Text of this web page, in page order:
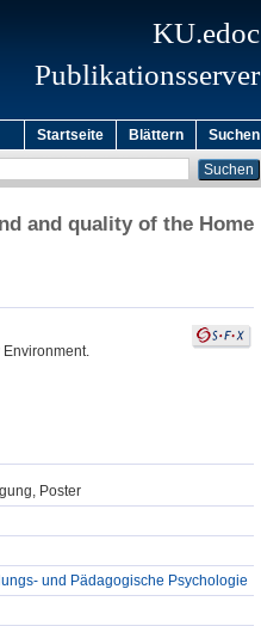
KU.edoc
Publikationsserver
Startseite Blättern Suchen
and quality of the Home
Poster
und Pädagogische Psychologie